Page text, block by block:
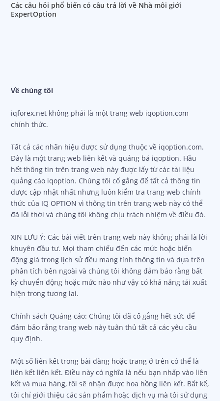
Các câu hỏi phổ biến có câu trả lời về Nhà môi giới
ExpertOption
Về chúng tôi
iqforex.net không phải là một trang web iqoption.com
chính thức.
Tất cả các nhãn hiệu được sử dụng thuộc về iqoption.com.
Đây là một trang web liên kết và quảng bá iqoption. Hầu
hết thông tin trên trang web này được lấy từ các tài liệu
quảng cáo iqoption. Chúng tôi cố gắng để tất cả thông tin
được cập nhật nhất nhưng luôn kiểm tra trang web chính
thức của IQ OPTION vì thông tin trên trang web này có thể
đã lỗi thời và chúng tôi không chịu trách nhiệm về điều đó.
XIN LƯU Ý: Các bài viết trên trang web này không phải là lời
khuyên đầu tư. Mọi tham chiếu đến các mức hoặc biến
động giá trong lịch sử đều mang tính thông tin và dựa trên
phân tích bên ngoài và chúng tôi không đảm bảo rằng bất
kỳ chuyển động hoặc mức nào như vậy có khả năng tái xuất
hiện trong tương lai.
Chính sách Quảng cáo: Chúng tôi đã cố gắng hết sức để
đảm bảo rằng trang web này tuân thủ tất cả các yêu cầu
quy định.
Một số liên kết trong bài đăng hoặc trang ở trên có thể là
liên kết liên kết. Điều này có nghĩa là nếu bạn nhấp vào liên
kết và mua hàng, tôi sẽ nhận được hoa hồng liên kết. Bất kể,
tôi chỉ giới thiệu các sản phẩm hoặc dịch vụ mà tôi sử dụng